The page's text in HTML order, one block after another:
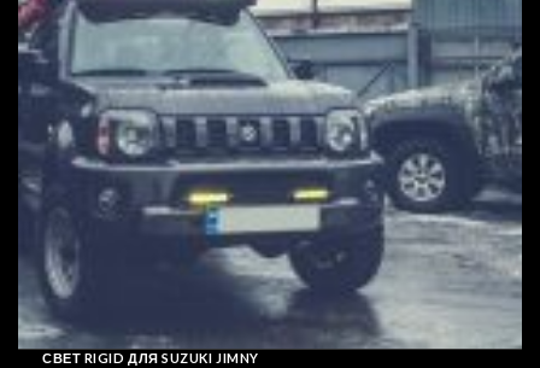
СВЕТ RIGID ДЛЯ SUZUKI JIMNY